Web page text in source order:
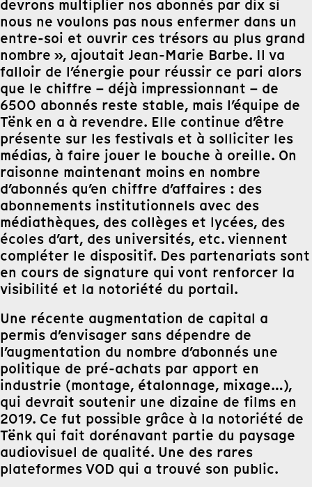
devrons multiplier nos abonnés par dix si
nous ne voulons pas nous enfermer dans un
entre-soi et ouvrir ces trésors au plus grand
nombre », ajoutait Jean-Marie Barbe. Il va
falloir de l’énergie pour réussir ce pari alors
que le chiffre – déjà impressionnant – de
6500 abonnés reste stable, mais l’équipe de
Tënk en a à revendre. Elle continue d’être
présente sur les festivals et à solliciter les
médias, à faire jouer le bouche à oreille. On
raisonne maintenant moins en nombre
d’abonnés qu’en chiffre d’affaires : des
abonnements institutionnels avec des
médiathèques, des collèges et lycées, des
écoles d’art, des universités, etc. viennent
compléter le dispositif. Des partenariats sont
en cours de signature qui vont renforcer la
visibilité et la notoriété du portail.
Une récente augmentation de capital a
permis d’envisager sans dépendre de
l’augmentation du nombre d’abonnés une
politique de pré-achats par apport en
industrie (montage, étalonnage, mixage…),
qui devrait soutenir une dizaine de films en
2019. Ce fut possible grâce à la notoriété de
Tënk qui fait dorénavant partie du paysage
audiovisuel de qualité. Une des rares
plateformes VOD qui a trouvé son public.